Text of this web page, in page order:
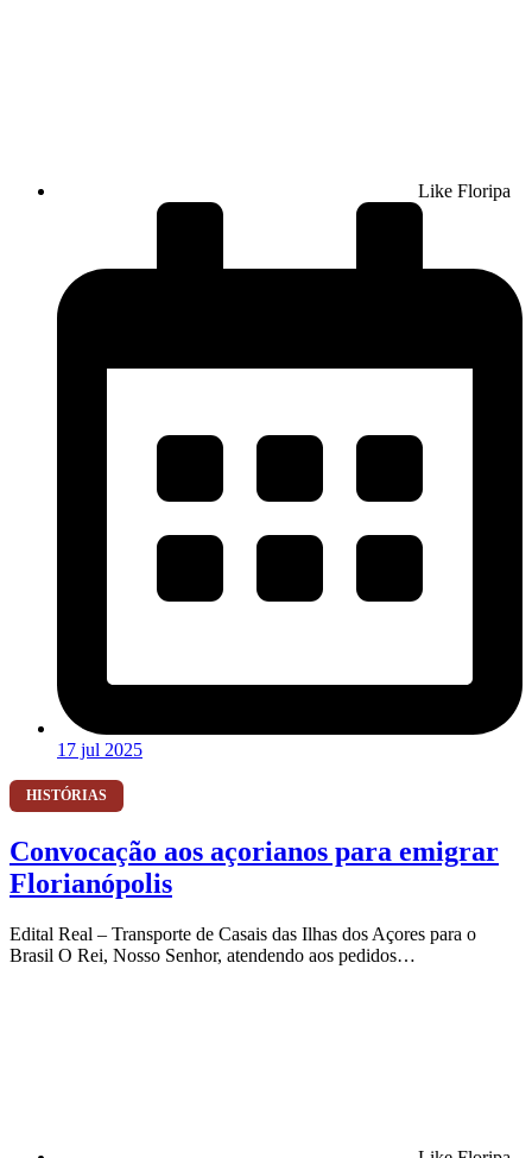
Like Floripa
17 jul 2025
HISTÓRIAS
Convocação aos açorianos para emigrar
Florianópolis
Edital Real – Transporte de Casais das Ilhas dos Açores para o
Brasil O Rei, Nosso Senhor, atendendo aos pedidos…